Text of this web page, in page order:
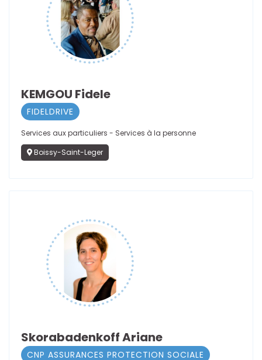
KEMGOU Fidele
FIDELDRIVE
Services aux particuliers - Services à la personne
Boissy-Saint-Leger
Skorabadenkoff Ariane
CNP ASSURANCES PROTECTION SOCIALE